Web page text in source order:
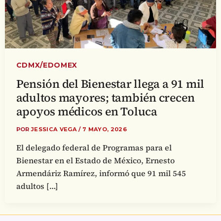
CDMX/EDOMEX
Pensión del Bienestar llega a 91 mil
adultos mayores; también crecen
apoyos médicos en Toluca
PORJESSICA VEGA/ 7 MAYO, 2026
El delegado federal de Programas para el
Bienestar en el Estado de México, Ernesto
Armendáriz Ramírez, informó que 91 mil 545
adultos […]